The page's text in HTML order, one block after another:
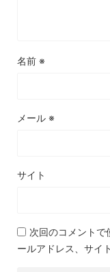
名前 ※
メール ※
サイト
次回のコメントで
ールアドレス、サイ